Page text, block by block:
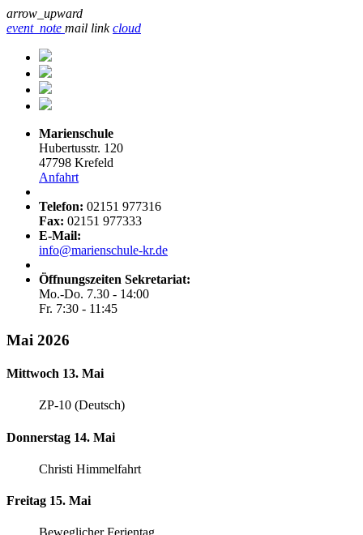
arrow_upward
event_note mail link cloud
Marienschule
Hubertusstr. 120
47798 Krefeld
Anfahrt
Telefon: 02151 977316
Fax: 02151 977333
E-Mail:
info@marienschule-kr.de
Öffnungszeiten Sekretariat:
Mo.-Do. 7.30 - 14:00
Fr. 7:30 - 11:45
Mai 2026
Mittwoch 13. Mai
ZP-10 (Deutsch)
Donnerstag 14. Mai
Christi Himmelfahrt
Freitag 15. Mai